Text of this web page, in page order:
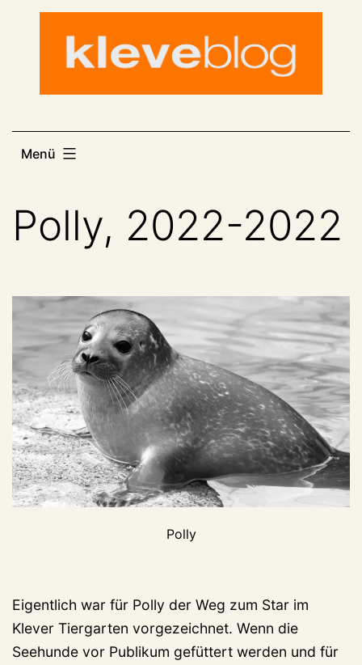
Menü
Polly, 2022-2022
Polly
Eigentlich war für Polly der Weg zum Star im
Klever Tiergarten vorgezeichnet. Wenn die
Seehunde vor Publikum gefüttert werden und für